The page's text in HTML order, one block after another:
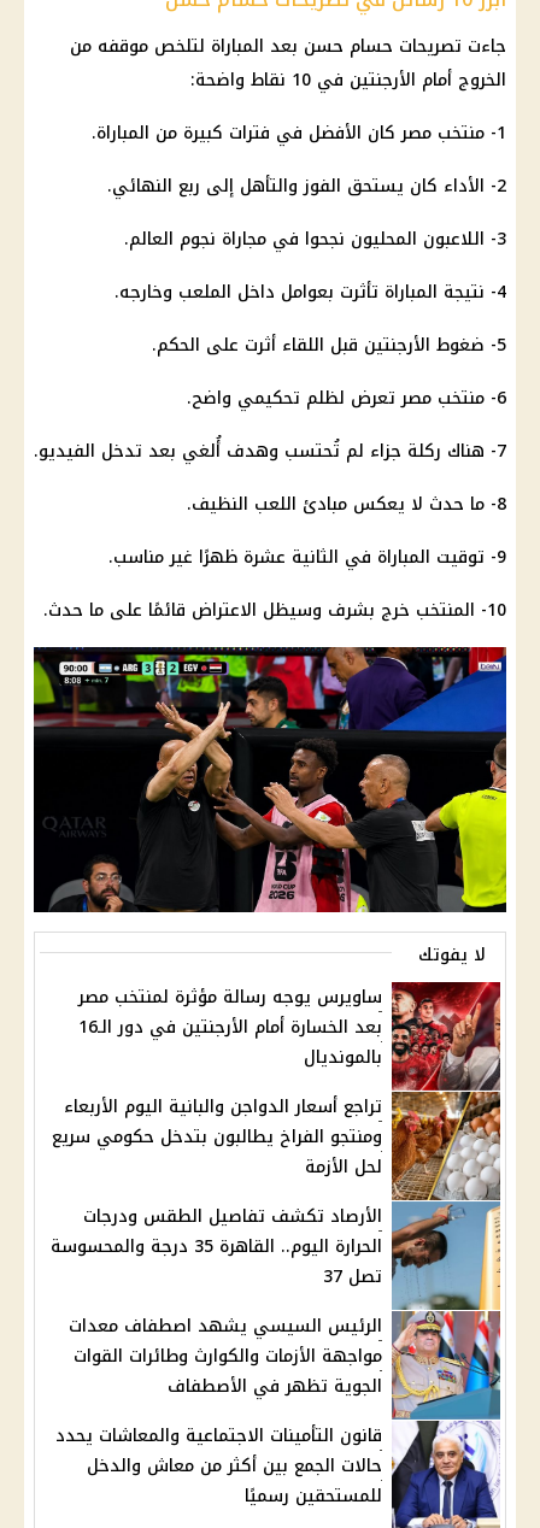
جاءت تصريحات حسام حسن بعد المباراة لتلخص موقفه من
الخروج أمام الأرجنتين في 10 نقاط واضحة:
1- منتخب مصركان الأفضل في فترات كبيرة من المباراة.
2- الأداء كان يستحق الفوز والتأهل إلى ربع النهائي.
3- اللاعبون المحليون نجحوا في مجاراة نجوم العالم.
4- نتيجة المباراة تأثرت بعوامل داخل الملعب وخارجه.
5- ضغوط
الأرجنتين قبل اللقاء أثرت على الحكم.
6- منتخب مصرتعرض لظلم تحكيمي واضح.
7- هناك ركلة جزاء لم تُحتسب وهدف أُلغي بعد تدخل الفيديو.
8- ما حدث لا يعكس مبادئ اللعب النظيف.
9- توقيت المباراة في الثانية عشرة ظهرًا غير مناسب.
10- المنتخب خرج بشرف وسيظل الاعتراض قائمًا على ما حدث.
لا يفوتك
ساويرس يوجه رسالة مؤثرة لمنتخب مصر
بعد الخسارة أمام الأرجنتين في دور الـ16
بالمونديال
تراجع أسعار الدواجن والبانية اليوم الأربعاء
ومنتجو الفراخ يطالبون بتدخل حكومي سريع
لحل الأزمة
الأرصاد تكشف تفاصيل الطقس ودرجات
الحرارة اليوم.. القاهرة 35 درجة والمحسوسة
تصل 37
الرئيس السيسي يشهد اصطفاف معدات
مواجهة الأزمات والكوارث وطائرات القوات
الجوية تظهر في الأصطفاف
قانون التأمينات الاجتماعية والمعاشات يحدد
حالات الجمع بين أكثر من معاش والدخل
للمستحقين رسميًا